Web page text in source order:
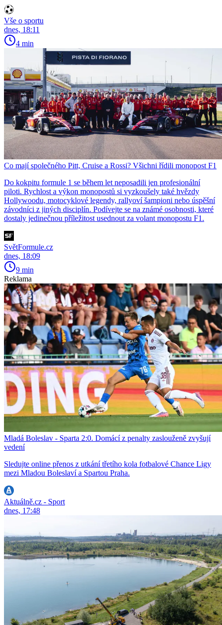
Vše o sportu
dnes, 18:11
4 min
Co mají společného Pitt, Cruise a Rossi? Všichni řídili monopost F1
Do kokpitu formule 1 se během let neposadili jen profesionální
piloti. Rychlost a výkon monopostů si vyzkoušely také hvězdy
Hollywoodu, motocyklové legendy, rallyoví šampioni nebo úspěšní
závodníci z jiných disciplín. Podívejte se na známé osobnosti, které
dostaly jedinečnou příležitost usednout za volant monopostu F1.
SvětFormule.cz
dnes, 18:09
9 min
Reklama
Mladá Boleslav - Sparta 2:0. Domácí z penalty zaslouženě zvyšují
vedení
Sledujte online přenos z utkání třetího kola fotbalové Chance Ligy
mezi Mladou Boleslaví a Spartou Praha.
Aktuálně.cz - Sport
dnes, 17:48